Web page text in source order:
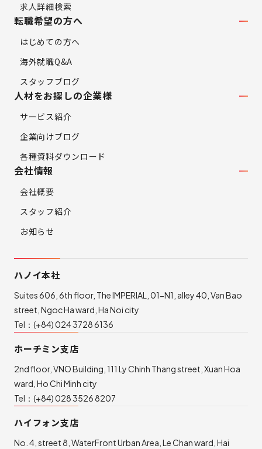
求人詳細検索
転職希望の方へ
はじめての方へ
海外就職Q&A
スタッフブログ
人材をお探しの企業様
サービス紹介
企業向けブログ
各種資料ダウンロード
会社情報
会社概要
スタッフ紹介
お知らせ
ハノイ本社
Suites 606, 6th floor, The IMPERIAL, 01-N1, alley 40, Van Bao
street, Ngoc Ha ward, Ha Noi city
Tel： (+84) 024 3728 6136
ホーチミン支店
2nd floor, VNO Building, 111 Ly Chinh Thang street, Xuan Hoa
ward, Ho Chi Minh city
Tel： (+84) 028 3526 8207
ハイフォン支店
No. 4, street 8, WaterFront Urban Area, Le Chan ward, Hai